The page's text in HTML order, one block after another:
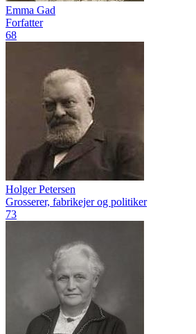
Emma Gad
Forfatter
68
Holger Petersen
Grosserer, fabrikejer og politiker
73